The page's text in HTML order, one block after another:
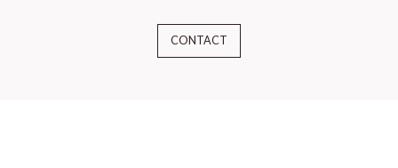
CONTACT